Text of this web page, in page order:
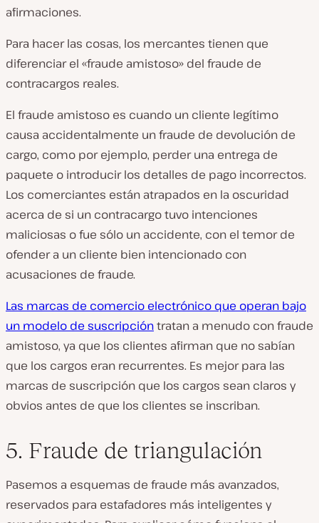
afirmaciones.
Para hacer las cosas, los mercantes tienen que
diferenciar el «fraude amistoso» del fraude de
contracargos reales.
El fraude amistoso es cuando un cliente legítimo
causa accidentalmente un fraude de devolución de
cargo, como por ejemplo, perder una entrega de
paquete o introducir los detalles de pago incorrectos.
Los comerciantes están atrapados en la oscuridad
acerca de si un contracargo tuvo intenciones
maliciosas o fue sólo un accidente, con el temor de
ofender a un cliente bien intencionado con
acusaciones de fraude.
Las marcas de comercio electrónico que operan bajo
un modelo de suscripcióntratan a menudo con fraude
amistoso, ya que los clientes afirman que no sabían
que los cargos eran recurrentes. Es mejor para las
marcas de suscripción que los cargos sean claros y
obvios antes de que los clientes se inscriban.
5. Fraude de triangulación
Pasemos a esquemas de fraude más avanzados,
reservados para estafadores más inteligentes y